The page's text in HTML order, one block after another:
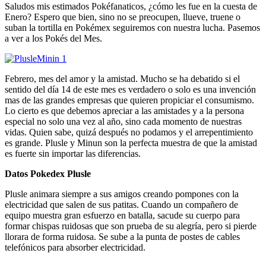
Saludos mis estimados Pokéfanaticos, ¿cómo les fue en la cuesta de
Enero? Espero que bien, sino no se preocupen, llueve, truene o
suban la tortilla en Pokémex seguiremos con nuestra lucha. Pasemos
a ver a los Pokés del Mes.
Febrero, mes del amor y la amistad. Mucho se ha debatido si el
sentido del día 14 de este mes es verdadero o solo es una invención
mas de las grandes empresas que quieren propiciar el consumismo.
Lo cierto es que debemos apreciar a las amistades y a la persona
especial no solo una vez al año, sino cada momento de nuestras
vidas. Quien sabe, quizá después no podamos y el arrepentimiento
es grande. Plusle y Minun son la perfecta muestra de que la amistad
es fuerte sin importar las diferencias.
Datos Pokedex Plusle
Plusle animara siempre a sus amigos creando pompones con la
electricidad que salen de sus patitas. Cuando un compañero de
equipo muestra gran esfuerzo en batalla, sacude su cuerpo para
formar chispas ruidosas que son prueba de su alegría, pero si pierde
llorara de forma ruidosa. Se sube a la punta de postes de cables
telefónicos para absorber electricidad.